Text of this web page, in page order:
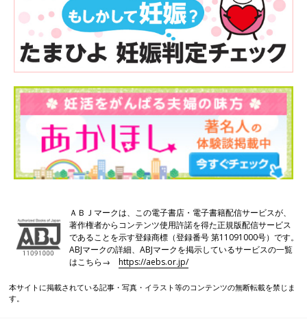
ＡＢＪマークは、この電子書店・電子書籍配信サービスが、
著作権者からコンテンツ使用許諾を得た正規版配信サービス
であることを示す登録商標（登録番号 第11091000号）です。
ABJマークの詳細、ABJマークを掲示しているサービスの一覧
はこちら→https://aebs.or.jp/
本サイトに掲載されている記事・写真・イラスト等のコンテンツの無断転載を禁じま
す。